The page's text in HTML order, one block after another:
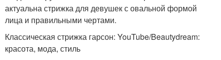
актуальна стрижка для девушек с овальной формой
лица и правильными чертами.
Классическая стрижка гарсон: YouTube/Beautydream:
красота, мода, стиль